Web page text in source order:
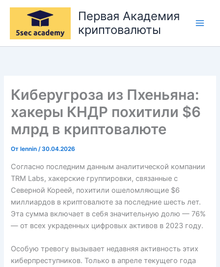
Перейти
содержимому
Первая Академия
криптовалюты
Киберугроза из Пхеньяна:
хакеры КНДР похитили $6
млрд в криптовалюте
От lennin/30.04.2026
Согласно последним данным аналитической компании
TRM Labs, хакерские группировки, связанные с
Северной Кореей, похитили ошеломляющие $6
миллиардов в криптовалюте за последние шесть лет.
Эта сумма включает в себя значительную долю — 76%
— от всех украденных цифровых активов в 2023 году.
Особую тревогу вызывает недавняя активность этих
киберпреступников. Только в апреле текущего года